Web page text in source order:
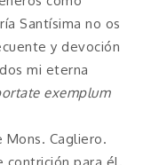
Santísima no os
y devoción
mi eterna
exemplum
Mons. Cagliero.